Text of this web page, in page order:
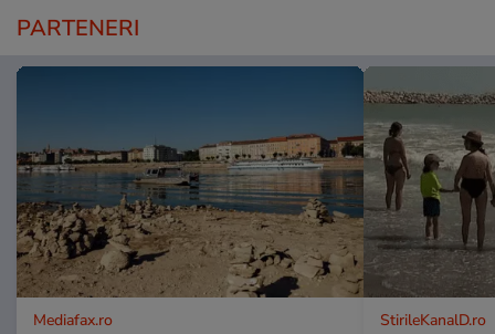
PARTENERI
Mediafax.ro StirileKanalD.ro